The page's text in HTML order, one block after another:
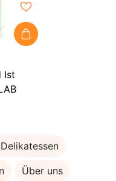
Ist
Über uns